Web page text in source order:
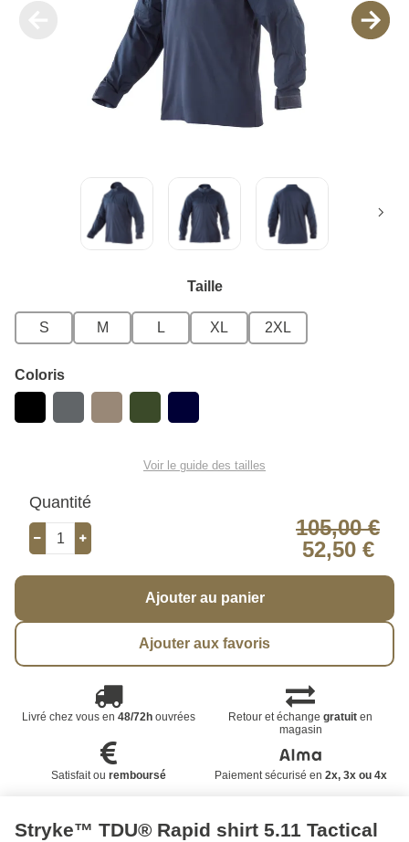
Taille
S M L XL 2XL
Coloris
Voir le guide des tailles
Quantité
105,00 €
52,50 €
Ajouter au panier
Ajouter aux favoris
Livré chez vous en 48/72houvrées Retour et échangegratuit en
magasin
Satisfait ou remboursé Paiement sécurisé en 2x, 3x ou 4x
Stryke™ TDU® Rapid shirt 5.11 Tactical